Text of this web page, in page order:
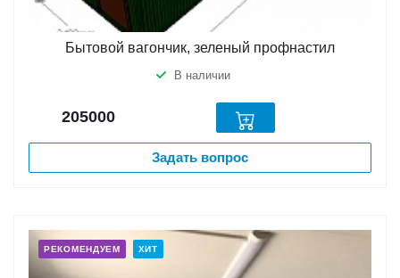
Бытовой вагончик, зеленый профнастил
В наличии
205000
Задать вопрос
РЕКОМЕНДУЕМ ХИТ